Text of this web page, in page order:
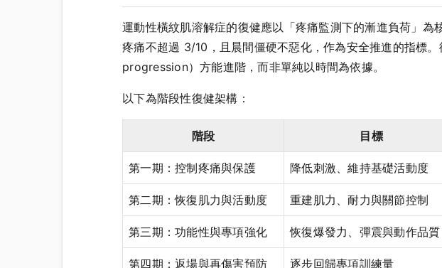
運動性橫紋肌溶解症的復健應以「疼痛監測下的漸進負荷」
疼痛不超過 3/10，且晨間僵硬不惡化，作為安全推進的指標
progression）方能進階，而非單純以時間為依據。
以下為階段性復健架構：
階段 目標
第一期：控制疼痛與保護 降低刺激、維持基礎活動度
第二期：恢復肌力與活動度 重建肌力、耐力與關節控制
第三期：功能性與專項強化 恢復爆發力、彈震與動作品質
第四期：返場與再傷害預防 逐步回歸專項訓練量